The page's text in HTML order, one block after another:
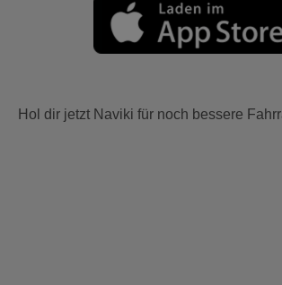
Hol dir jetzt Naviki für noch bessere